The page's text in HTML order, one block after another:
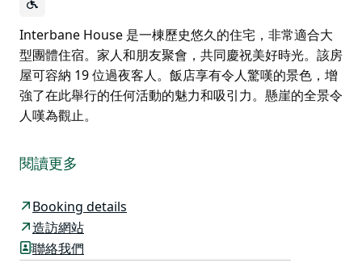
Interbane House 是一棟歷史悠久的住宅，非常適合大
型團體住宿。家人和朋友聚會，共同慶祝美好時光。該房
屋可容納 19 位過夜客人。飯店享有令人驚嘆的景色，增
強了在此舉行的任何活動的魅力和吸引力。懸崖的全景令
人嘆為觀止。
型團體住宿。家人和朋友聚會，共同慶祝美好時光。該房
屋可容納 19 位過夜客人。飯店享有令人驚嘆的景色，增
人嘆為觀止。
閱讀更多
Booking details
造訪網站
聯絡我們